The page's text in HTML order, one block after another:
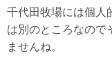
千代田牧場には個
は別のところなので
ませんね。